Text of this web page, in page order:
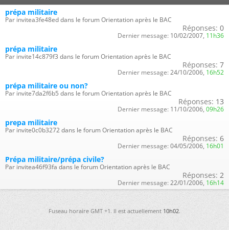
prépa militaire
Par invitea3fe48ed dans le forum Orientation après le BAC
Réponses: 0
Dernier message: 10/02/2007, 11h36
prépa militaire
Par invite14c879f3 dans le forum Orientation après le BAC
Réponses: 7
Dernier message: 24/10/2006, 16h52
prépa militaire ou non?
Par invite7da2f6b5 dans le forum Orientation après le BAC
Réponses: 13
Dernier message: 11/10/2006, 09h26
prepa militaire
Par invite0c0b3272 dans le forum Orientation après le BAC
Réponses: 6
Dernier message: 04/05/2006, 16h01
Prépa militaire/prépa civile?
Par invitea46f93fa dans le forum Orientation après le BAC
Réponses: 2
Dernier message: 22/01/2006, 16h14
Fuseau horaire GMT +1. Il est actuellement10h02.